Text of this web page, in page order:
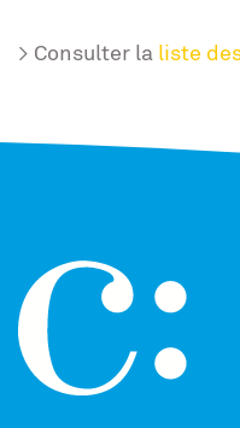
> Consulter la liste